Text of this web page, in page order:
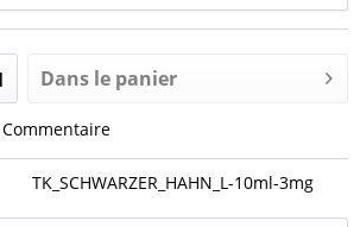
Dans le panier
Commentaire
TK_SCHWARZER_HAHN_L-10ml-3mg